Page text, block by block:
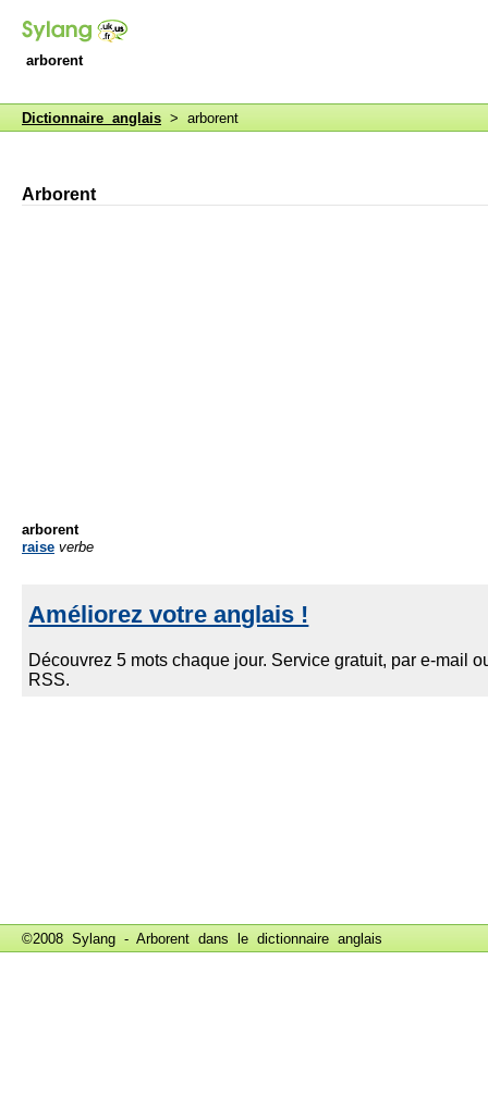
arborent
Dictionnaire anglais > arborent
Arborent
arborent
raise verbe
©2008 Sylang - Arborent dans le dictionnaire anglais